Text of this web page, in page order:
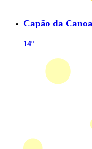
Capão da Canoa
14º